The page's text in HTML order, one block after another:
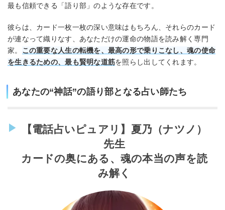
最も信頼できる「語り部」のような存在です。
彼らは、カード一枚一枚の深い意味はもちろん、それらのカード
が連なって織りなす、あなただけの運命の物語を読み解く専門
家。 この重要な人生の転機を、最高の形で乗りこなし、魂の使命
を生きるための、最も賢明な道筋を照らし出してくれます。
あなたの“神話”の語り部となる占い師たち
【電話占いピュアリ】夏乃（ナツノ）
先生
カードの奥にある、魂の本当の声を読
み解く